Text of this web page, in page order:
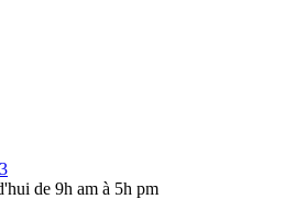
de 9h am à 5h pm